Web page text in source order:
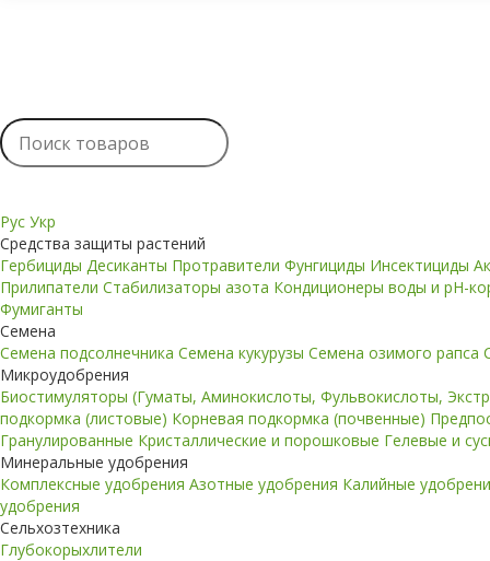
Рус Укр
Средства защиты растений
Гербициды Десиканты Протравители Фунгициды Инсектициды
Прилипатели Стабилизаторы азота Кондиционеры воды и pH-
Фумиганты
Семена
Семена подсолнечника Семена кукурузы Семена озимого рапса
Микроудобрения
Биостимуляторы (Гуматы, Аминокислоты, Фульвокислоты,
подкормка (листовые) Корневая подкормка (почвенные)
Гранулированные Кристаллические и порошковые Гелевые и
Минеральные удобрения
Комплексные удобрения Азотные удобрения Калийные
удобрения
Сельхозтехника
Глубокорыхлители